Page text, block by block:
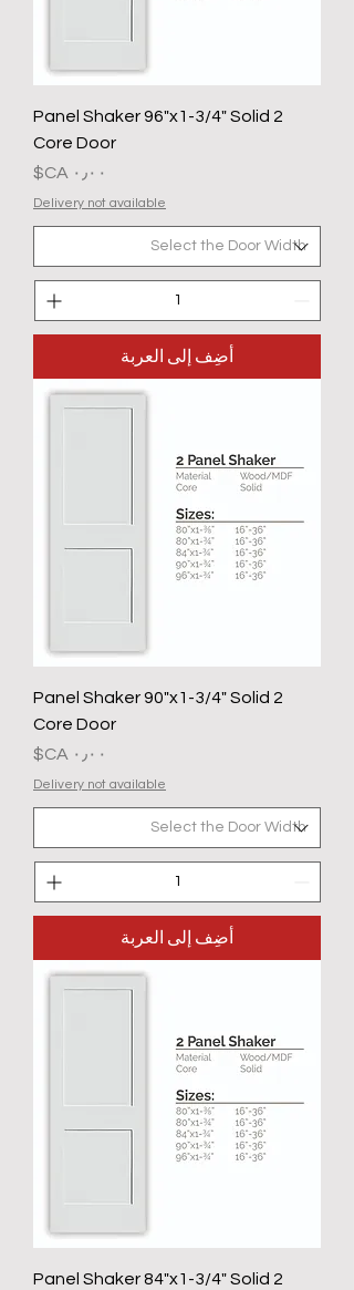
2 Panel Shaker 96"x1-3/4" Solid
Core Door
السعر
Delivery not available
أضِف إلى العربة
2 Panel Shaker 90"x1-3/4" Solid
Core Door
السعر
Delivery not available
أضِف إلى العربة
2 Panel Shaker 84"x1-3/4" Solid